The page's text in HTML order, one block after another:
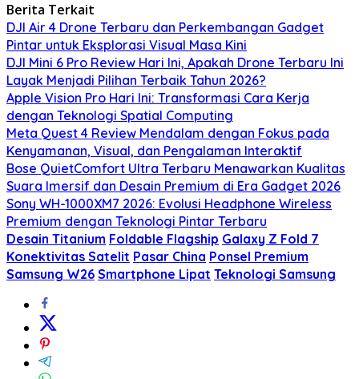
Berita Terkait
DJI Air 4 Drone Terbaru dan Perkembangan Gadget
Pintar untuk Eksplorasi Visual Masa Kini
DJI Mini 6 Pro Review Hari Ini, Apakah Drone Terbaru Ini
Layak Menjadi Pilihan Terbaik Tahun 2026?
Apple Vision Pro Hari Ini: Transformasi Cara Kerja
dengan Teknologi Spatial Computing
Meta Quest 4 Review Mendalam dengan Fokus pada
Kenyamanan, Visual, dan Pengalaman Interaktif
Bose QuietComfort Ultra Terbaru Menawarkan Kualitas
Suara Imersif dan Desain Premium di Era Gadget 2026
Sony WH-1000XM7 2026: Evolusi Headphone Wireless
Premium dengan Teknologi Pintar Terbaru
Desain Titanium Foldable Flagship Galaxy Z Fold 7
Konektivitas Satelit Pasar China Ponsel Premium
Samsung W26 Smartphone Lipat Teknologi Samsung